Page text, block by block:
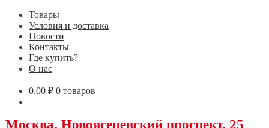
Товары
Условия и доставка
Новости
Контакты
Где купить?
О нас
0.00 ₽ 0 товаров
Новоясеневский проспект, 25